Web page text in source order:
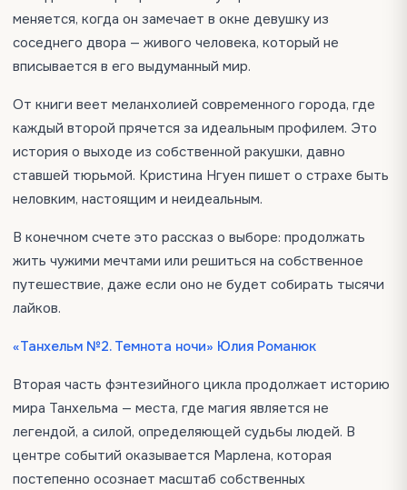
меняется, когда он замечает в окне девушку из
соседнего двора — живого человека, который не
вписывается в его выдуманный мир.
От книги веет меланхолией современного города, где
каждый второй прячется за идеальным профилем. Это
история о выходе из собственной ракушки, давно
ставшей тюрьмой. Кристина Нгуен пишет о страхе быть
неловким, настоящим и неидеальным.
В конечном счете это рассказ о выборе: продолжать
жить чужими мечтами или решиться на собственное
путешествие, даже если оно не будет собирать тысячи
лайков.
«Танхельм №2. Темнота ночи» Юлия Романюк
Вторая часть фэнтезийного цикла продолжает историю
мира Танхельма — места, где магия является не
легендой, а силой, определяющей судьбы людей. В
центре событий оказывается Марлена, которая
постепенно осознает масштаб собственных